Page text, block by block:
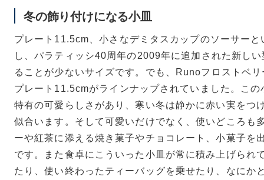
冬の飾り付けになる小皿
プレート11.5cm、小さなデミタスカップのソーサーと
し、パラティッシ40周年の2009年に追加された新し
ることが少ないサイズです。でも、Runoフロストベ
プレート11.5cmがラインナップされていました。こ
特有の可愛らしさがあり、寒い冬は静かに赤い実をつ
似合います。そして可愛いだけでなく、使いどころも
ーや紅茶に添える焼き菓子やチョコレート、小菓子を
です。また食卓にこういった小皿が常に積み上げられ
たり、使い終わったティーバッグを乗せたり、なにか